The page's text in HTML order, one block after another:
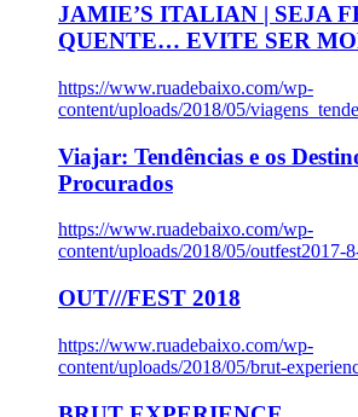
JAMIE’S ITALIAN | SEJA
QUENTE… EVITE SER
https://www.ruadebaixo.com/wp-
content/uploads/2018/05/
Viajar: Tendências e os
Procurados
https://www.ruadebaixo.com/wp-
content/uploads/2018/05/outfest2017-
OUT///FEST 2018
https://www.ruadebaixo.com/wp-
content/uploads/2018/05/brut-